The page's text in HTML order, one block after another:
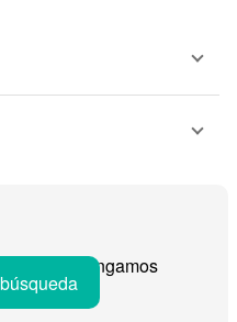
cuando tengamos